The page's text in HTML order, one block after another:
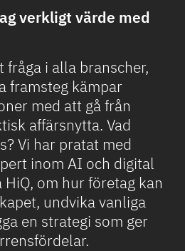
verkligt värde med
i alla branscher,
framsteg kämpar
med att gå från
affärsnytta. Vad
Vi har pratat med
inom AI och digital
om hur företag kan
undvika vanliga
en strategi som ger